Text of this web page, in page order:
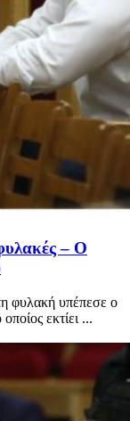
– Ο
φυλακή υπέπεσε ο
εκτίει ...